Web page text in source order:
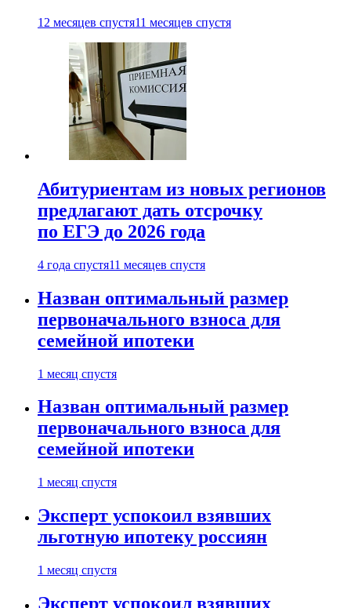
12 месяцев спустя11 месяцев спустя
Абитуриентам из новых регионов
предлагают дать отсрочку
по ЕГЭ до 2026 года
4 года спустя11 месяцев спустя
Назван оптимальный размер
первоначального взноса для
семейной ипотеки
1 месяц спустя
Назван оптимальный размер
первоначального взноса для
семейной ипотеки
1 месяц спустя
Эксперт успокоил взявших
льготную ипотеку россиян
1 месяц спустя
Эксперт успокоил взявших